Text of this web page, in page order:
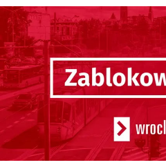
Kliknij, aby powiększyć